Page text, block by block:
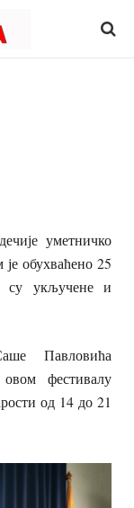
уметничко
обухваћено 25
су укључене и
Павловића
фестивалу
од 14 до 21